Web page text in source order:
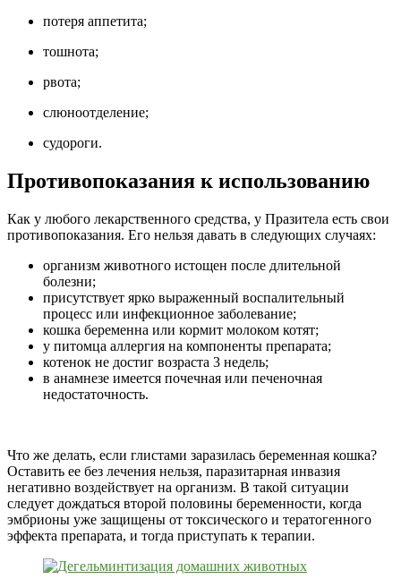
потеря аппетита;
тошнота;
рвота;
слюноотделение;
судороги.
Противопоказания к использованию
Как у любого лекарственного средства, у Празитела есть свои
противопоказания. Его нельзя давать в следующих случаях:
организм животного истощен после длительной
болезни;
присутствует ярко выраженный воспалительный
процесс или инфекционное заболевание;
кошка беременна или кормит молоком котят;
у питомца аллергия на компоненты препарата;
котенок не достиг возраста 3 недель;
в анамнезе имеется почечная или печеночная
недостаточность.
Что же делать, если глистами заразилась беременная кошка?
Оставить ее без лечения нельзя, паразитарная инвазия
негативно воздействует на организм. В такой ситуации
следует дождаться второй половины беременности, когда
эмбрионы уже защищены от токсического и тератогенного
эффекта препарата, и тогда приступать к терапии.